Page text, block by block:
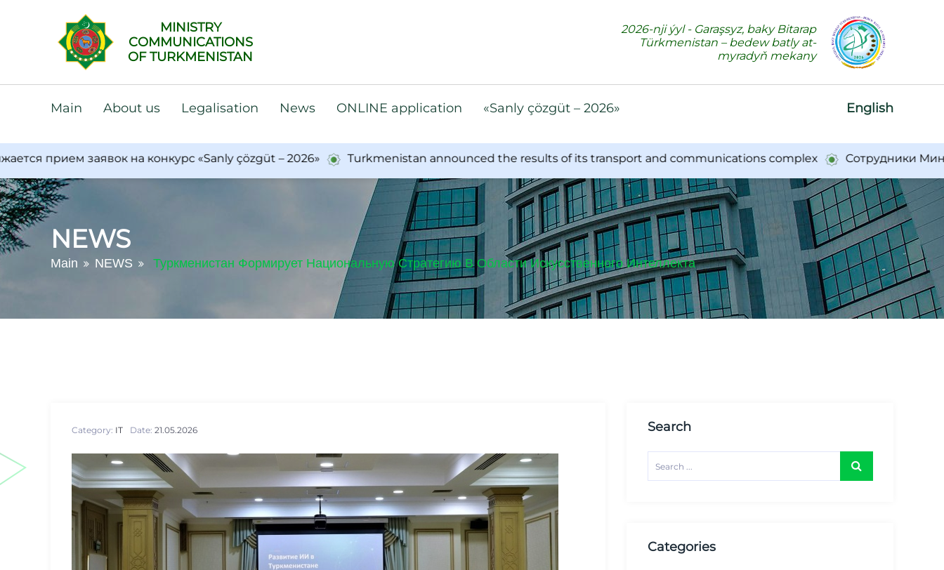
MINISTRY
COMMUNICATIONS
OF TURKMENISTAN
2026-nji ýyl - Garaşsyz, baky Bitarap
Türkmenistan – bedew batly at-
myradyň mekany
Main About us Legalisation News ONLINE application «Sanly çözgüt – 2026» English
прием заявок на конкурс «Sanly çözgüt – 2026» Turkmenistan announced the results of its transport and communications complex Сотрудники
NEWS
Main NEWS Туркменистан Формирует Национальную Стратегию В Области Искусственного Интеллекта
Category: IT Date: 21.05.2026 Search
Categories